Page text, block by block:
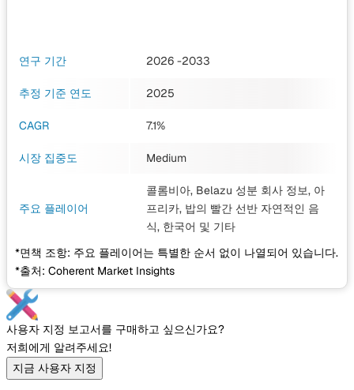
연구 기간 2026 -2033
추정 기준 연도 2025
CAGR 7.1%
시장 집중도 Medium
주요 플레이어
콜롬비아, Belazu 성분 회사 정보, 아
프리카, 밥의 빨간 선반 자연적인 음
식, 한국어 및 기타
*면책 조항: 주요 플레이어는 특별한 순서 없이 나열되어 있습니다.
*출처: Coherent Market Insights
사용자 지정 보고서를 구매하고 싶으신가요?
저희에게 알려주세요!
지금 사용자 지정